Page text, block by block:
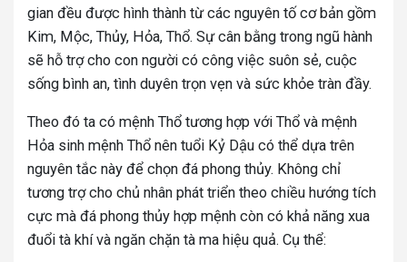
gian đều được hình thành từ các nguyên tố cơ bản gồm
Kim, Mộc, Thủy, Hỏa, Thổ. Sự cân bằng trong ngũ hành
sẽ hỗ trợ cho con người có công việc suôn sẻ, cuộc
sống bình an, tình duyên trọn vẹn và sức khỏe tràn đầy.
Theo đó ta có mệnh Thổ tương hợp với Thổ và mệnh
Hỏa sinh mệnh Thổ nên tuổi Kỷ Dậu có thể dựa trên
nguyên tắc này để chọn đá phong thủy. Không chỉ
tương trợ cho chủ nhân phát triển theo chiều hướng tích
cực mà đá phong thủy hợp mệnh còn có khả năng xua
đuổi tà khí và ngăn chặn tà ma hiệu quả. Cụ thể: